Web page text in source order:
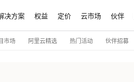
决方案 权益 定价 云市场 伙伴
市场 阿里云精选 热门活动 伙伴招募